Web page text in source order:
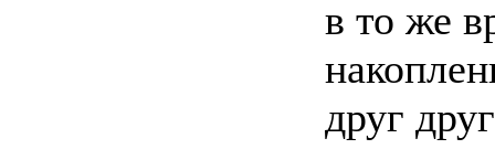
в то же
друг